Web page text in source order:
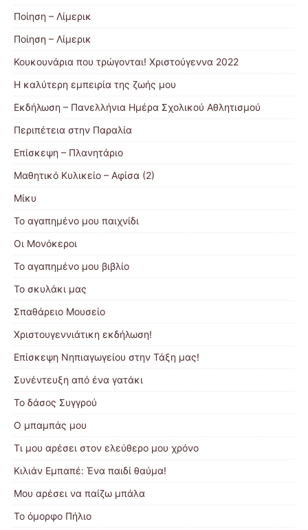
Ποίηση – Λίμερικ
Ποίηση – Λίμερικ
Κουκουνάρια που τρώγονται! Χριστούγεννα 2022
Η καλύτερη εμπειρία της ζωής μου
Εκδήλωση – Πανελλήνια Ημέρα Σχολικού Αθλητισμού
Περιπέτεια στην Παραλία
Επίσκεψη – Πλανητάριο
Μαθητικό Κυλικείο – Αφίσα (2)
Μίκυ
Το αγαπημένο μου παιχνίδι
Οι Μονόκεροι
Το αγαπημένο μου βιβλίο
Το σκυλάκι μας
Σπαθάρειο Μουσείο
Χριστουγεννιάτικη εκδήλωση!
Επίσκεψη Νηπιαγωγείου στην Τάξη μας!
Συνέντευξη από ένα γατάκι
Το δάσος Συγγρού
Ο μπαμπάς μου
Τι μου αρέσει στον ελεύθερο μου χρόνο
Κιλιάν Εμπαπέ: Ένα παιδί θαύμα!
Μου αρέσει να παίζω μπάλα
Το όμορφο Πήλιο